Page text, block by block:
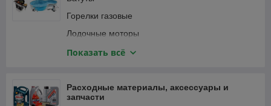
Умывальники для дачи
Горелки газовые
Лодочные моторы
Лодки надувные ПВХ
Фонари и светильники
Показать всё
Расходные материалы, аксессуары и
запчасти